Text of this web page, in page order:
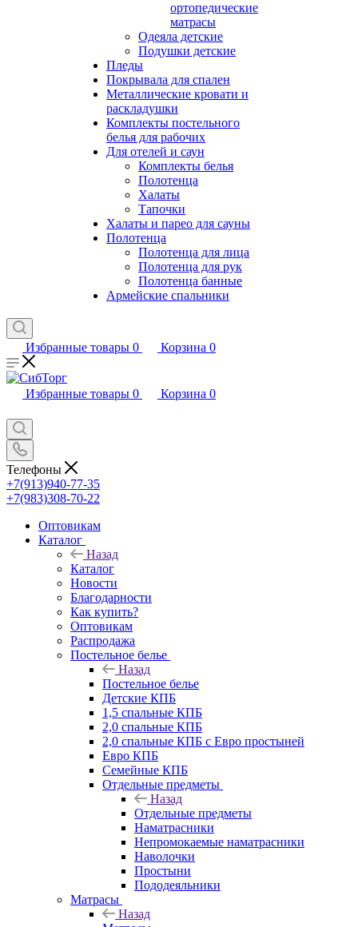
ортопедические
матрасы
Одеяла детские
Подушки детские
Пледы
Покрывала для спален
Металлические кровати и
раскладушки
Комплекты постельного
белья для рабочих
Для отелей и саун
Комплекты белья
Полотенца
Халаты
Тапочки
Халаты и парео для сауны
Полотенца
Полотенца для лица
Полотенца для рук
Полотенца банные
Армейские спальники
Избранные товары 0 Корзина 0
Избранные товары 0 Корзина 0
Телефоны
+7(913)940-77-35
+7(983)308-70-22
Оптовикам
Каталог
Назад
Каталог
Новости
Благодарности
Как купить?
Оптовикам
Распродажа
Постельное белье
Назад
Постельное белье
Детские КПБ
1,5 спальные КПБ
2,0 спальные КПБ
2,0 спальные КПБ с Евро простыней
Евро КПБ
Семейные КПБ
Отдельные предметы
Назад
Отдельные предметы
Наматрасники
Непромокаемые наматрасники
Наволочки
Простыни
Пододеяльники
Матрасы
Назад